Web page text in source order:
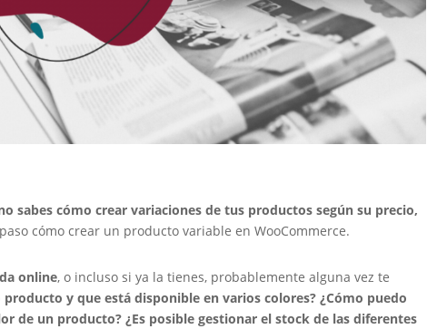
sabes cómo crear variaciones de tus productos según su precio,
cómo crear un producto variable en WooCommerce.
online, o incluso si ya la tienes, probablemente alguna vez te
y que está disponible en varios colores? ¿Cómo puedo
de un producto? ¿Es posible gestionar el stock de las diferentes